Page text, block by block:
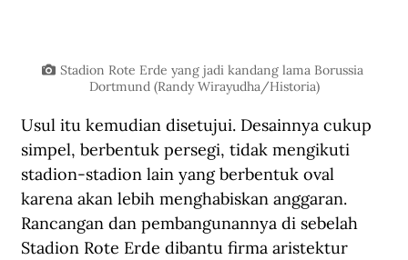
Stadion Rote Erde yang jadi kandang lama Borussia
Dortmund (Randy Wirayudha/Historia)
Usul itu kemudian disetujui. Desainnya cukup
simpel, berbentuk persegi, tidak mengikuti
stadion-stadion lain yang berbentuk oval
karena akan lebih menghabiskan anggaran.
Rancangan dan pembangunannya di sebelah
Stadion Rote Erde dibantu firma aristektur